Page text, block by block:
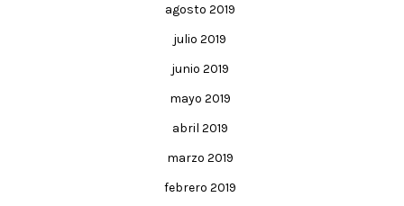
agosto 2019
julio 2019
junio 2019
mayo 2019
abril 2019
marzo 2019
febrero 2019